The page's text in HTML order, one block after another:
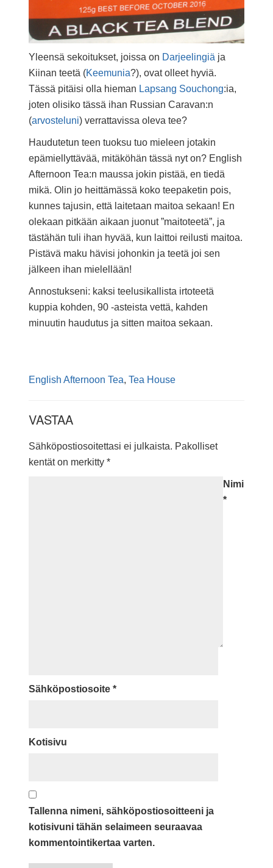
Yleensä sekoitukset, joissa on Darjeelingiä ja
Kiinan teetä (Keemunia?), ovat olleet hyviä.
Tässä pitäisi olla hieman Lapsang Souchong:ia,
joten olisiko tässä ihan Russian Caravan:n
(arvosteluni) verrattavissa oleva tee?
Haudutetun teen tuoksu tuo mieleen jotakin
epämiellyttävää, mitäköhän tässä nyt on? English
Afternoon Tea:n maussa jokin pistää, en tiedä
mikä. Olin jo heittämässä koko teepaketin pois,
kunnes tajusin, että laitetaan maitoa sekaan! En
olekaan pitkään aikaan juonut ”maitoteetä”, ja
tästähän tuli ihan hyvää, kun laittoi reilusti maitoa.
Pistävä maku hävisi johonkin ja teetä joi sen
jälkeen ihan mielellään!
Annostukseni: kaksi teelusikallista irtoteetä
kuppia kohden, 90 -asteista vettä, kahden
minuutin haudutus ja sitten maitoa sekaan.
English Afternoon Tea, Tea House
VASTAA
Sähköpostiosoitettasi ei julkaista. Pakolliset
kentät on merkitty *
Nimi
*
Sähköpostiosoite *
Kotisivu
Tallenna nimeni, sähköpostiosoitteeni ja
kotisivuni tähän selaimeen seuraavaa
kommentointikertaa varten.